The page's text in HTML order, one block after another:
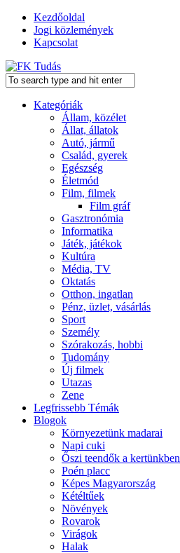
Kezdőoldal
Jogi közlemények
Kapcsolat
Kategóriák
Állam, közélet
Állat, állatok
Autó, jármű
Család, gyerek
Egészség
Életmód
Film, filmek
Film gráf
Gasztronómia
Informatika
Játék, játékok
Kultúra
Média, TV
Oktatás
Otthon, ingatlan
Pénz, üzlet, vásárlás
Sport
Személy
Szórakozás, hobbi
Tudomány
Új filmek
Utazas
Zene
Legfrissebb Témák
Blogok
Környezetünk madarai
Napi cuki
Őszi teendők a kertünkben
Poén placc
Képes Magyarország
Kétéltűek
Növények
Rovarok
Virágok
Halak